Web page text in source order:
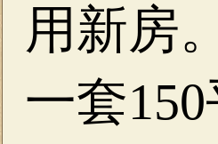
用新房
一套